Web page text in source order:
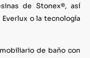
de Stonex®, así
o la tecnología
mobiliario de baño con